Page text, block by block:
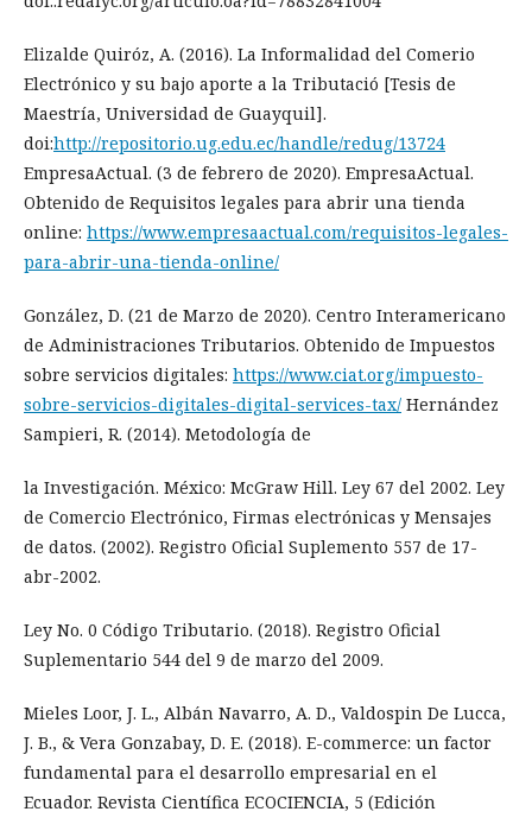
Elizalde Quiróz, A. (2016). La Informalidad del Comerio
Electrónico y su bajo aporte a la Tributació [Tesis de
Maestría, Universidad de Guayquil].
doi:http://repositorio.ug.edu.ec/handle/redug/13724
EmpresaActual. (3 de febrero de 2020). EmpresaActual.
Obtenido de Requisitos legales para abrir una tienda
online: https://www.empresaactual.com/requisitos-legales-
para-abrir-una-tienda-online/
González, D. (21 de Marzo de 2020). Centro Interamericano
de Administraciones Tributarios. Obtenido de Impuestos
sobre servicios digitales: https://www.ciat.org/impuesto-
sobre-servicios-digitales-digital-services-tax/ Hernández
Sampieri, R. (2014). Metodología de
la Investigación. México: McGraw Hill. Ley 67 del 2002. Ley
de Comercio Electrónico, Firmas electrónicas y Mensajes
de datos. (2002). Registro Oficial Suplemento 557 de 17-
abr-2002.
Ley No. 0 Código Tributario. (2018). Registro Oficial
Suplementario 544 del 9 de marzo del 2009.
Mieles Loor, J. L., Albán Navarro, A. D., Valdospin De Lucca,
J. B., & Vera Gonzabay, D. E. (2018). E-commerce: un factor
fundamental para el desarrollo empresarial en el
Ecuador. Revista Científica ECOCIENCIA, 5 (Edición